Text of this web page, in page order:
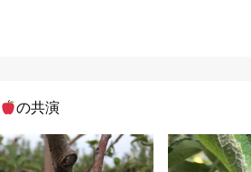
の共演